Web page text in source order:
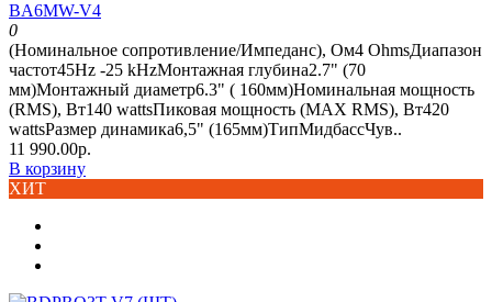
BA6MW-V4
0
(Номинальное сопротивление/Импеданс), Ом4 OhmsДиапазон
частот45Hz -25 kHzМонтажная глубина2.7" (70
мм)Монтажный диаметр6.3" ( 160мм)Номинальная мощность
(RMS), Вт140 wattsПиковая мощность (MAX RMS), Вт420
wattsРазмер динамика6,5" (165мм)ТипМидбассЧув..
11 990.00р.
В корзину
ХИТ